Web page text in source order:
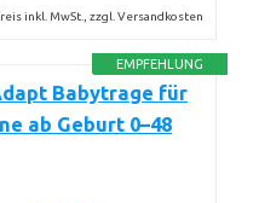
inkl. MwSt., zzgl. Versandkosten
EMPFEHLUNG
Babytrage für
ab Geburt 0–48